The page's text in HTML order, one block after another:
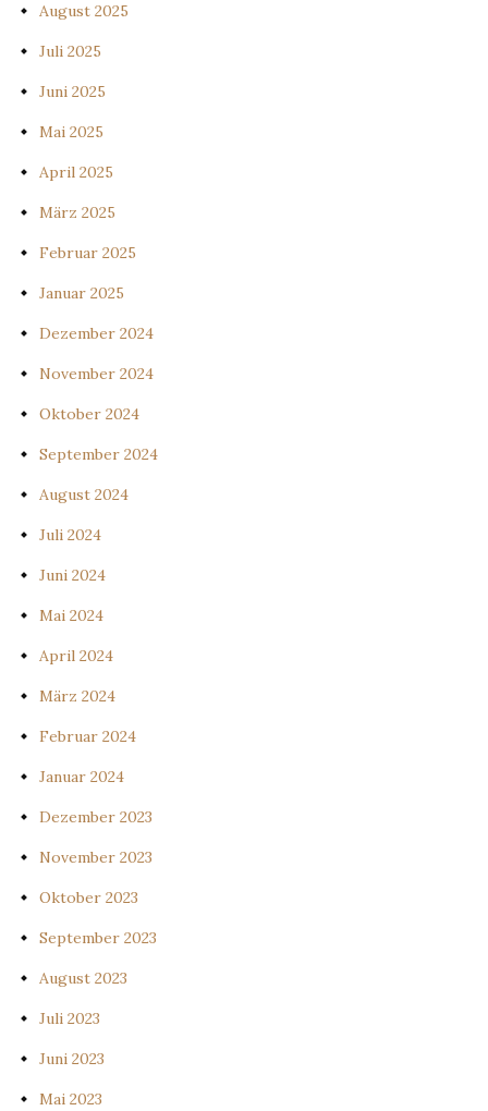
August 2025
Juli 2025
Juni 2025
Mai 2025
April 2025
März 2025
Februar 2025
Januar 2025
Dezember 2024
November 2024
Oktober 2024
September 2024
August 2024
Juli 2024
Juni 2024
Mai 2024
April 2024
März 2024
Februar 2024
Januar 2024
Dezember 2023
November 2023
Oktober 2023
September 2023
August 2023
Juli 2023
Juni 2023
Mai 2023